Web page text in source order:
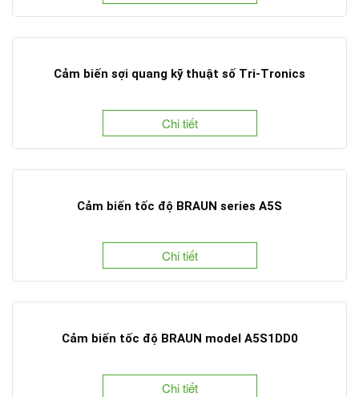
Cảm biến sợi quang kỹ thuật số Tri-Tronics
Chi tiết
Cảm biến tốc độ BRAUN series A5S
Chi tiết
Cảm biến tốc độ BRAUN model A5S1DD0
Chi tiết